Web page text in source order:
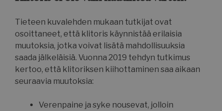
Tieteen kuvalehden mukaan tutkijat ovat
osoittaneet, että klitoris käynnistää erilaisia
muutoksia, jotka voivat lisätä mahdollisuuksia
saada jälkeläisiä. Vuonna 2019 tehdyn tutkimus
kertoo, että klitoriksen kiihottaminen saa aikaan
seuraavia muutoksia:
Verenpaine ja syke nousevat, jolloin